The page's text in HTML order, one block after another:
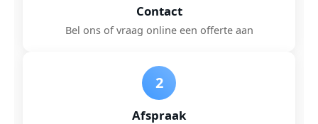
Contact
Bel ons of vraag online een offerte aan
2
Afspraak